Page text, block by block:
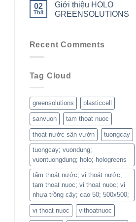
02
Th8
Giới thiệu HOLO
GREENSOLUTIONS
Recent Comments
Tag Cloud
greensolutions plasticcell
sanvuon tam thoat nuoc
thoát nước sân vườn tuongcay
tuongcay; vuondung;
vuontuongdung; holo; hologreens
tấm thoát nước; vỉ thoát nước;
tam thoat nuoc; vi thoat nuoc; vỉ
nhựa trồng cây; cao 50; 500x500;
vi thoat nuoc vithoatnuoc